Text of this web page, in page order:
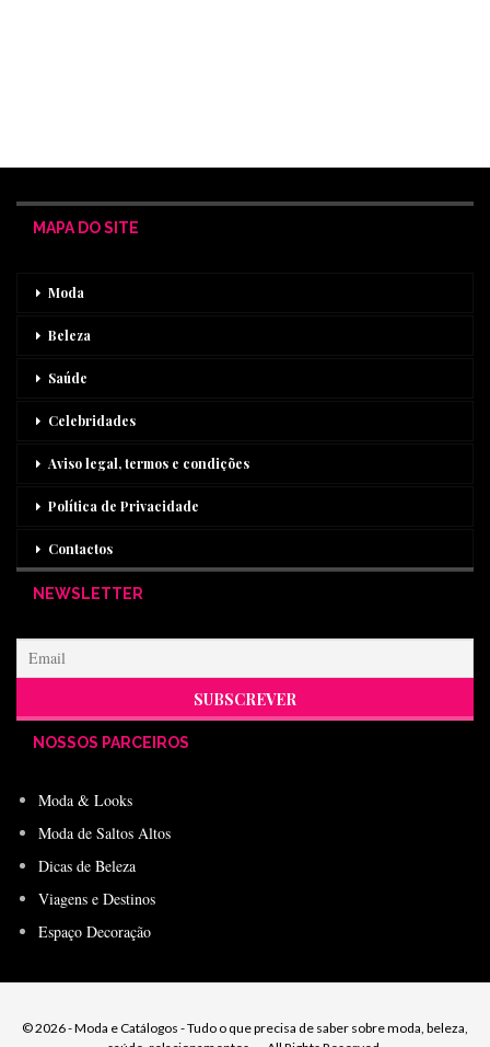
MAPA DO SITE
Moda
Beleza
Saúde
Celebridades
Aviso legal, termos e condições
Política de Privacidade
Contactos
NEWSLETTER
NOSSOS PARCEIROS
Moda & Looks
Moda de Saltos Altos
Dicas de Beleza
Viagens e Destinos
Espaço Decoração
© 2026 - Moda e Catálogos - Tudo o que precisa de saber sobre moda, beleza,